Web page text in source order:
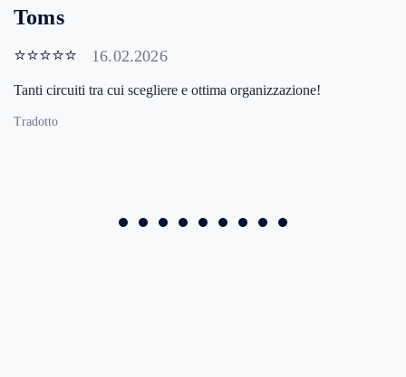
Toms
⭐⭐⭐⭐⭐ 16.02.2026
Tanti circuiti tra cui scegliere e ottima organizzazione!
Tradotto